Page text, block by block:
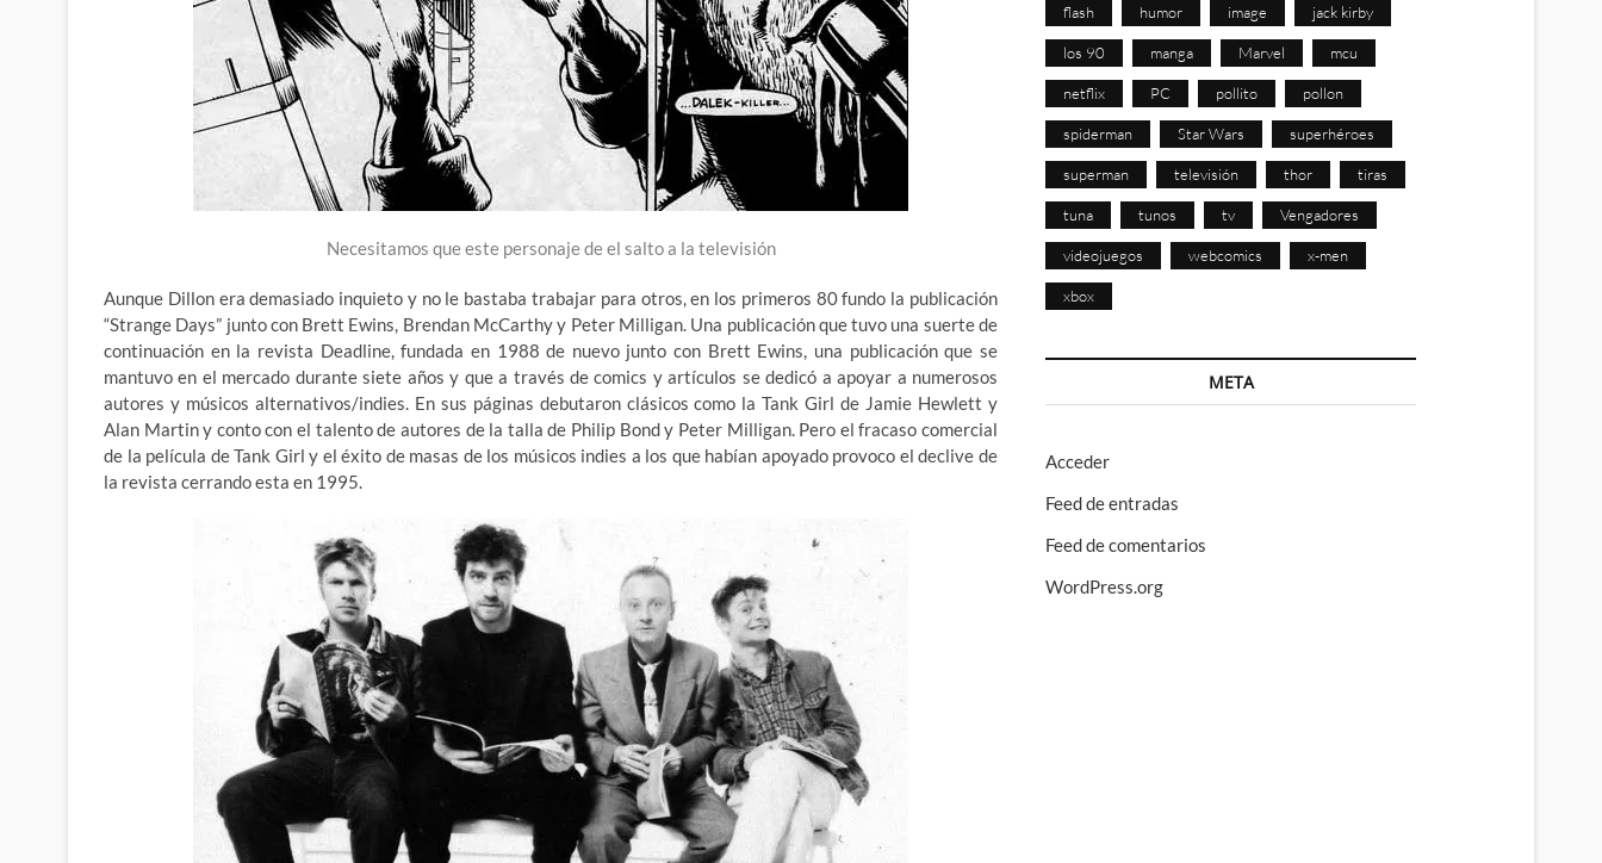
Necesitamos que este personaje de el salto a la televisión
Aunque Dillon era demasiado inquieto y no le bastaba trabajar para otros, en los primeros 80 fundo la publicación
“Strange Days” junto con Brett Ewins, Brendan McCarthy y Peter Milligan. Una publicación que tuvo una suerte de
continuación en la revista Deadline, fundada en 1988 de nuevo junto con Brett Ewins, una publicación que se
mantuvo en el mercado durante siete años y que a través de comics y artículos se dedicó a apoyar a numerosos
autores y músicos alternativos/indies. En sus páginas debutaron clásicos como la Tank Girl de Jamie Hewlett y
Alan Martin y conto con el talento de autores de la talla de Philip Bond y Peter Milligan. Pero el fracaso comercial
de la película de Tank Girl y el éxito de masas de los músicos indies a los que habían apoyado provoco el declive de
la revista cerrando esta en 1995.
flash humor image jack kirby
los 90 manga Marvel mcu
netflix PC pollito pollon
spiderman Star Wars superhéroes
superman televisión thor tiras
tuna tunos tv Vengadores
videojuegos webcomics x-men
xbox
META
Acceder
Feed de entradas
Feed de comentarios
WordPress.org